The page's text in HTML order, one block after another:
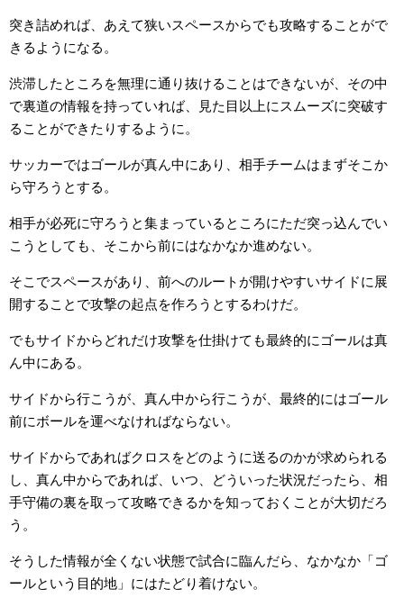
突き詰めれば、あえて狭いスペースからでも攻略することがで
きるようになる。
渋滞したところを無理に通り抜けることはできないが、その中
で裏道の情報を持っていれば、見た目以上にスムーズに突破す
ることができたりするように。
サッカーではゴールが真ん中にあり、相手チームはまずそこか
ら守ろうとする。
相手が必死に守ろうと集まっているところにただ突っ込んでい
こうとしても、そこから前にはなかなか進めない。
そこでスペースがあり、前へのルートが開けやすいサイドに展
開することで攻撃の起点を作ろうとするわけだ。
でもサイドからどれだけ攻撃を仕掛けても最終的にゴールは真
ん中にある。
サイドから行こうが、真ん中から行こうが、最終的にはゴール
前にボールを運べなければならない。
サイドからであればクロスをどのように送るのかが求められる
し、真ん中からであれば、いつ、どういった状況だったら、相
手守備の裏を取って攻略できるかを知っておくことが大切だろ
う。
そうした情報が全くない状態で試合に臨んだら、なかなか「ゴ
ールという目的地」にはたどり着けない。